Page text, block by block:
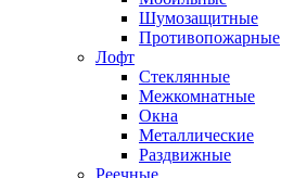
Шумозащитные
Противопожарные
Лофт
Стеклянные
Межкомнатные
Окна
Металлические
Раздвижные
Реечные